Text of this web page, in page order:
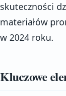
skuteczności
materiałów
w 2024 roku.
Kluczowe